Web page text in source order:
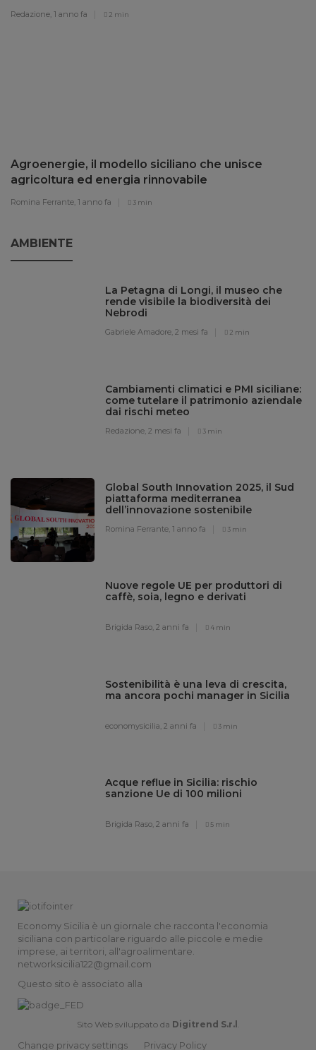
Redazione, 1 anno fa 2 min
Agroenergie, il modello siciliano che unisce
agricoltura ed energia rinnovabile
Romina Ferrante, 1 anno fa 3 min
AMBIENTE
La Petagna di Longi, il museo che
rende visibile la biodiversità dei
Nebrodi
Gabriele Amadore,2 mesi fa 2 min
Cambiamenti climatici e PMI siciliane:
come tutelare il patrimonio aziendale
dai rischi meteo
Redazione,2 mesi fa 3 min
Global South Innovation 2025, il Sud
piattaforma mediterranea
dell’innovazione sostenibile
Romina Ferrante,1 anno fa 3 min
Nuove regole UE per produttori di
caffè, soia, legno e derivati
Brigida Raso,2 anni fa 4 min
Sostenibilità è una leva di crescita,
ma ancora pochi manager in Sicilia
economysicilia,2 anni fa 3 min
Acque reflue in Sicilia: rischio
sanzione Ue di 100 milioni
Brigida Raso,2 anni fa 5 min
Economy Sicilia è un giornale che racconta l'economia
siciliana con particolare riguardo alle piccole e medie
imprese, ai territori, all'agroalimentare.
networksicilia122@gmail.com
Questo sito è associato alla
Sito Web sviluppato da Digitrend S.r.l
Change privacy settings Privacy Policy